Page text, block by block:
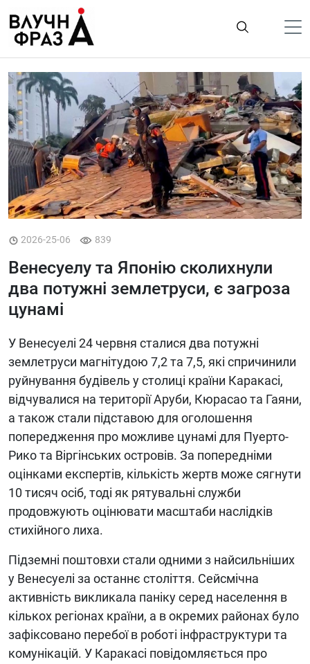
содержимому
Політика
Гроші
Життя
Лайфстайл
ТехноНаука
Людина
Про нас
2026-25-06 839
Венесуелу та Японію сколихнули
два потужні землетруси, є загроза
цунамі
У Венесуелі 24 червня сталися два потужні
землетруси магнітудою 7,2 та 7,5, які спричинили
руйнування будівель у столиці країни Каракасі,
відчувалися на території Аруби, Кюрасао та Гаяни,
а також стали підставою для оголошення
попередження про можливе цунамі для Пуерто-
Рико та Віргінських островів. За попередніми
оцінками експертів, кількість жертв може сягнути
10 тисяч осіб, тоді як рятувальні служби
продовжують оцінювати масштаби наслідків
стихійного лиха.
Підземні поштовхи стали одними з найсильніших
у Венесуелі за останнє століття. Сейсмічна
активність викликала паніку серед населення в
кількох регіонах країни, а в окремих районах було
зафіксовано перебої в роботі інфраструктури та
комунікацій. У Каракасі повідомляється про